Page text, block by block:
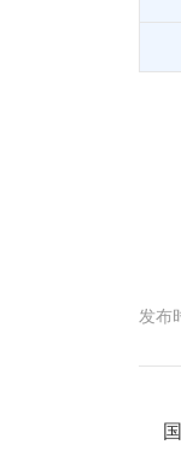
发布